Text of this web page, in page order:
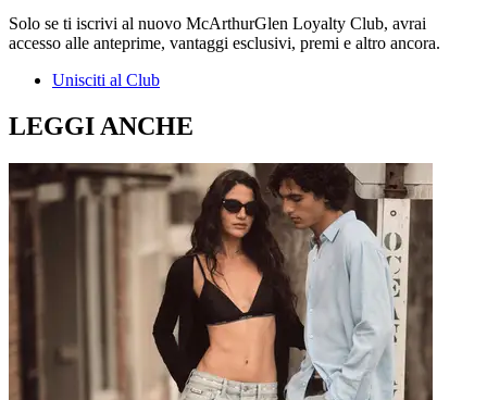
Solo se ti iscrivi al nuovo McArthurGlen Loyalty Club, avrai
accesso alle anteprime, vantaggi esclusivi, premi e altro ancora.
Unisciti al Club
LEGGI ANCHE